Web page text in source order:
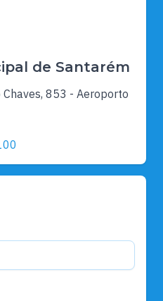
de Santarém
Chaves, 853 - Aeroporto